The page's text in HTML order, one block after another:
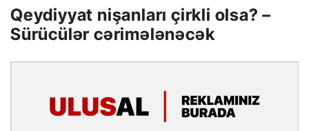
Qeydiyyat nişanları çirkli olsa? –
Sürücülər cərimələnəcək